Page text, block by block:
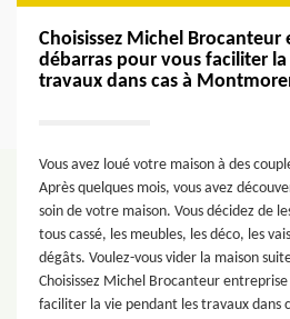
Choisissez Michel Brocanteur
débarras pour vous faciliter
travaux dans cas à
Vous avez loué votre maison à des
Après quelques mois, vous avez
soin de votre maison. Vous décidez de
tous cassé, les meubles, les déco, les
dégâts. Voulez-vous vider la maison
Choisissez Michel Brocanteur
faciliter la vie pendant les travaux dans